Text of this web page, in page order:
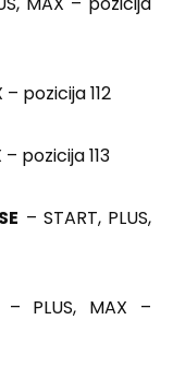
– pozicija 112
– pozicija 113
– START, PLUS,
– PLUS, MAX –